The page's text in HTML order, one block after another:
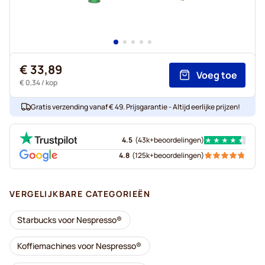
€ 33,89
€ 0,34/ kop
Voeg toe
Gratis verzending vanaf € 49. Prijsgarantie - Altijd eerlijke prijzen!
4.5 (43k+beoordelingen)
4.8 (125k+beoordelingen)
VERGELIJKBARE CATEGORIEËN
Starbucks voor Nespresso®
Koffiemachines voor Nespresso®